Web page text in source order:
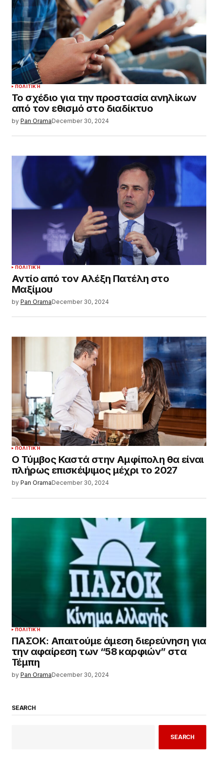
ΠΟΛΙΤΙΚΉ
Το σχέδιο για την προστασία ανηλίκων
από τον εθισμό στο διαδίκτυο
by Pan OramaDecember 30, 2024
ΠΟΛΙΤΙΚΉ
Αντίο από τον Αλέξη Πατέλη στο
Μαξίμου
by Pan OramaDecember 30, 2024
ΠΟΛΙΤΙΚΉ
Ο Τύμβος Καστά στην Αμφίπολη θα είναι
πλήρως επισκέψιμος μέχρι το 2027
by Pan OramaDecember 30, 2024
ΠΟΛΙΤΙΚΉ
ΠΑΣΟΚ: Απαιτούμε άμεση διερεύνηση για
την αφαίρεση των “58 καρφιών” στα
Τέμπη
by Pan OramaDecember 30, 2024
SEARCH
SEARCH